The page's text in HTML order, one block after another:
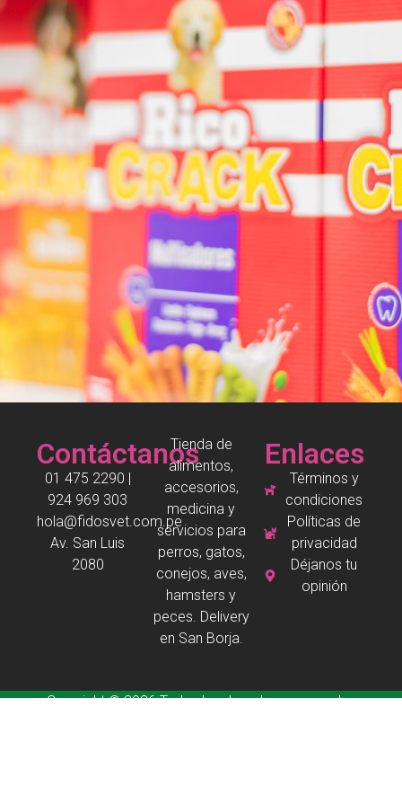
Contáctanos
01 475 2290 |
924 969 303
hola@fidosvet.com.pe
Av. San Luis
2080
Tienda de
alimentos,
accesorios,
medicina y
servicios para
perros, gatos,
conejos, aves,
hamsters y
peces. Delivery
en San Borja.
Enlaces
Términos y
condiciones
Políticas de
privacidad
Déjanos tu
opinión
Copyright © 2026 Todos los derechos reservados